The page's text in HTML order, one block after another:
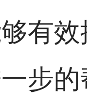
有
步